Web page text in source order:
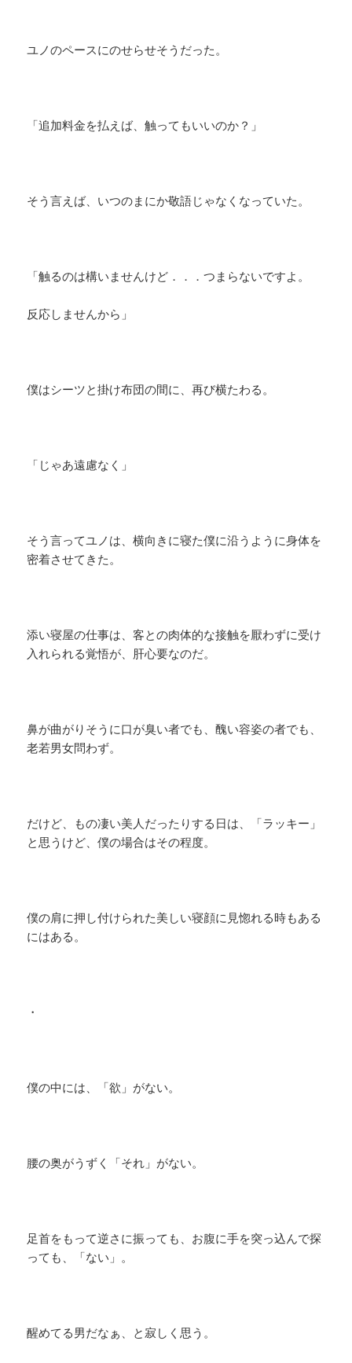
ユノのペースにのせらせそうだった。
「追加料金を払えば、触ってもいいのか？」
そう言えば、いつのまにか敬語じゃなくなっていた。
「触るのは構いませんけど．．．つまらないですよ。
反応しませんから」
僕はシーツと掛け布団の間に、再び横たわる。
「じゃあ遠慮なく」
そう言ってユノは、横向きに寝た僕に沿うように身体を
密着させてきた。
添い寝屋の仕事は、客との肉体的な接触を厭わずに受け
入れられる覚悟が、肝心要なのだ。
鼻が曲がりそうに口が臭い者でも、醜い容姿の者でも、
老若男女問わず。
だけど、もの凄い美人だったりする日は、「ラッキー」
と思うけど、僕の場合はその程度。
僕の肩に押し付けられた美しい寝顔に見惚れる時もある
にはある。
・
僕の中には、「欲」がない。
腰の奥がうずく「それ」がない。
足首をもって逆さに振っても、お腹に手を突っ込んで探
っても、「ない」。
醒めてる男だなぁ、と寂しく思う。